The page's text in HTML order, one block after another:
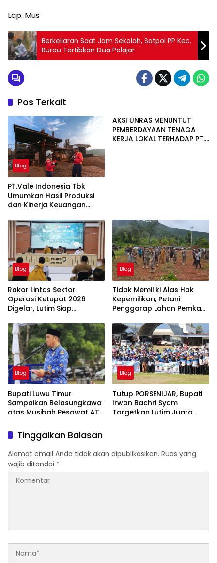
Lap. Mus
Berkeliaran Saat Jam Sekolah, Satpol PP Kec.
Burau Tertibkan Dua Pelajar
Pos Terkait
Blog
PT.Vale Indonesia Tbk
Umumkan Hasil Produksi
dan Kinerja Keuangan
AKSI UNRAS MENUNTUT
PEMBERDAYAAN TENAGA
KERJA LOKAL TERHADAP PT.
Blog
Rakor Lintas Sektor
Operasi Ketupat 2026
Digelar, Lutim Siap
Lebaran
Blog
Tidak Memiliki Alas Hak
Kepemilikan, Petani
Penggarap Lahan Pemkab
Ganti Rugi Tanah
Blog
Bupati Luwu Timur
Sampaikan Belasungkawa
atas Musibah Pesawat ATR
Blog
Tutup PORSENIJAR, Bupati
Irwan Bachri Syam
Targetkan Lutim Juara
Tinggalkan Balasan
Alamat email Anda tidak akan dipublikasikan. Ruas yang
wajib ditandai *